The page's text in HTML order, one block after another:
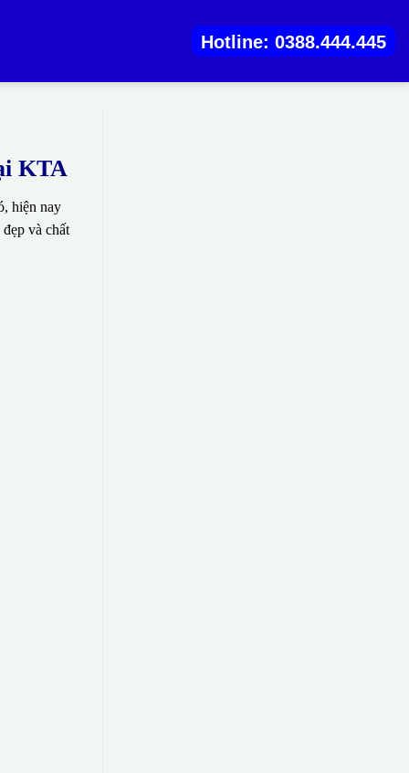
Hotline: 0388.444.445
KTA
hiện nay
và chất